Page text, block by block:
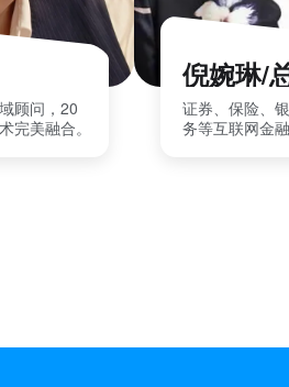
顾问，20
完美融合。
倪婉琳/
证券、保险、
务等互联网金